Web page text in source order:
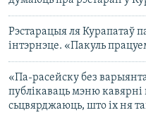
Рэстарацыя ля Курапатаў
інтэрнэце. «Пакуль
«Па-расейску без
публікаваць мэню кавярні
сьцвярджаюць, што іх ня